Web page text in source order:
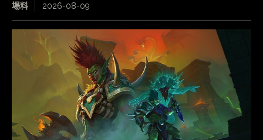
場料 2026-08-09